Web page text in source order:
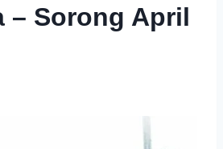
– Sorong April